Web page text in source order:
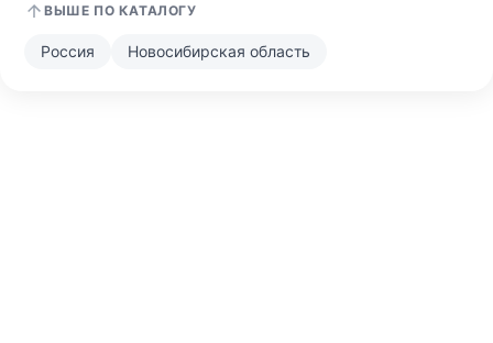
ВЫШЕ ПО КАТАЛОГУ
Россия Новосибирская область